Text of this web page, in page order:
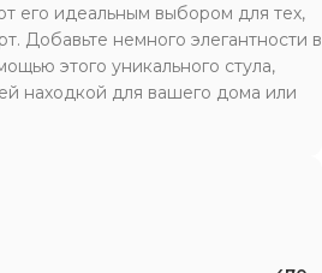
его идеальным выбором для тех,
Добавьте немного элегантности в
этого уникального стула,
находкой для вашего дома или